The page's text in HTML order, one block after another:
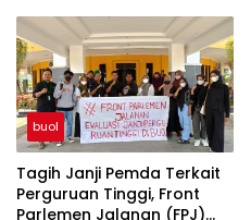
buol
Tagih Janji Pemda Terkait
Perguruan Tinggi, Front
Parlemen Jalanan (FPJ)